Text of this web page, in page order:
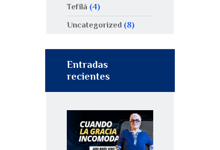
Tefilá (4)
Uncategorized (8)
Entradas
recientes